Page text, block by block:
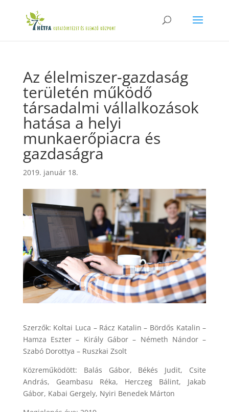
Az élelmiszer-gazdaság
területén működő
társadalmi vállalkozások
hatása a helyi
munkaerőpiacra és
gazdaságra
2019. január 18.
Szerzők: Koltai Luca – Rácz Katalin – Bördős Katalin –
Hamza Eszter – Király Gábor – Németh Nándor –
Szabó Dorottya – Ruszkai Zsolt
Közreműködött: Balás Gábor, Békés Judit, Csite
András, Geambasu Réka, Herczeg Bálint, Jakab
Gábor, Kabai Gergely, Nyiri Benedek Márton